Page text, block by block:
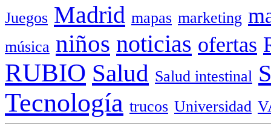
Juegos Madrid mapas marketing
música niños noticias ofertas
RUBIO Salud Salud intestinal
Tecnología trucos Universidad